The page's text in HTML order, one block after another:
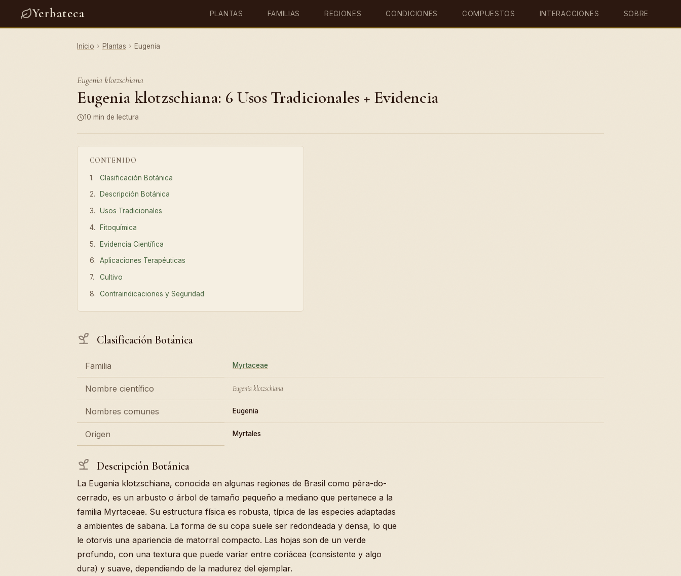
Yerbateca PLANTAS FAMILIAS REGIONES CONDICIONES COMPUESTOS INTERACCIONES SOBRE
Inicio › Plantas › Eugenia
Eugenia klotzschiana
Eugenia klotzschiana: 6 Usos Tradicionales + Evidencia
10 min de lectura
CONTENIDO
Clasificación Botánica
Descripción Botánica
Usos Tradicionales
Fitoquímica
Evidencia Científica
Aplicaciones Terapéuticas
Cultivo
Contraindicaciones y Seguridad
Clasificación Botánica
Familia Myrtaceae
Nombre científico Eugenia klotzschiana
Nombres comunes Eugenia
Origen Myrtales
Descripción Botánica
La Eugenia klotzschiana, conocida en algunas regiones de Brasil como pêra-do-
cerrado, es un arbusto o árbol de tamaño pequeño a mediano que pertenece a la
familia Myrtaceae. Su estructura física es robusta, típica de las especies adaptadas
a ambientes de sabana. La forma de su copa suele ser redondeada y densa, lo que
le otorvis una apariencia de matorral compacto. Las hojas son de un verde
profundo, con una textura que puede variar entre coriácea (consistente y algo
dura) y suave, dependiendo de la madurez del ejemplar.